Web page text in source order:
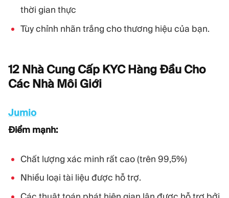
thời gian thực
Tùy chỉnh nhãn trắng cho thương hiệu của bạn.
12 Nhà Cung Cấp KYC Hàng Đầu Cho
Các Nhà Môi Giới
Jumio
Điểm mạnh:
Chất lượng xác minh rất cao (trên 99,5%)
Nhiều loại tài liệu được hỗ trợ.